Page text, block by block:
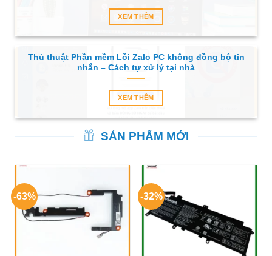
XEM THÊM
Thủ thuật Phần mềm Lỗi Zalo PC không đồng bộ tin
nhắn – Cách tự xử lý tại nhà
XEM THÊM
SẢN PHẨM MỚI
-63% -32%